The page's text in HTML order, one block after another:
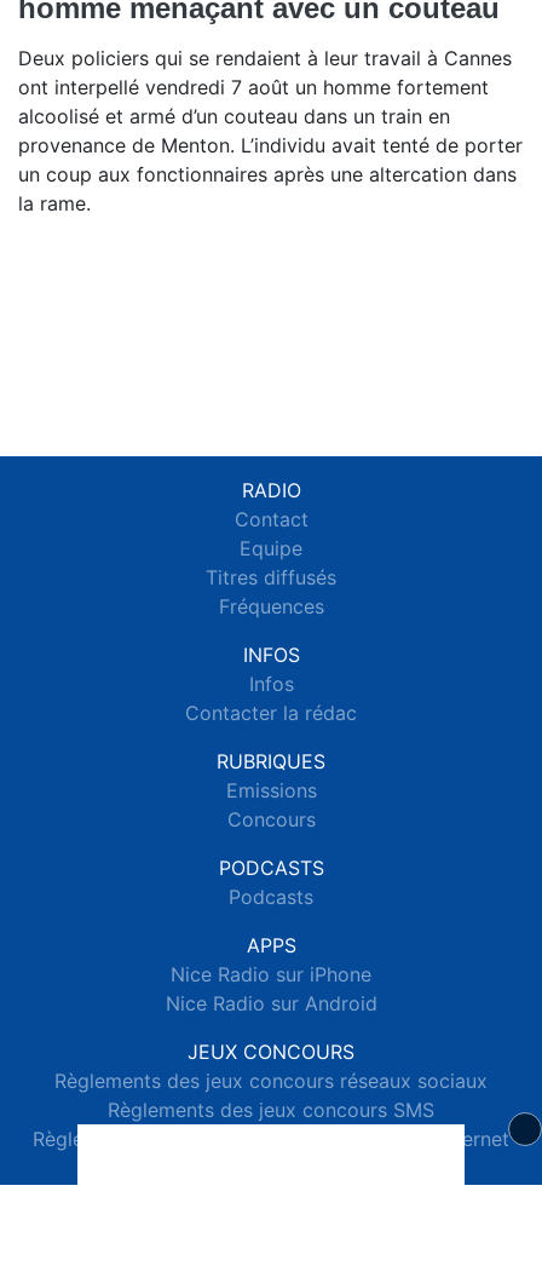
homme menaçant avec un couteau
Deux policiers qui se rendaient à leur travail à Cannes
ont interpellé vendredi 7 août un homme fortement
alcoolisé et armé d’un couteau dans un train en
provenance de Menton. L’individu avait tenté de porter
un coup aux fonctionnaires après une altercation dans
la rame.
RADIO
Contact
Equipe
Titres diffusés
Fréquences
INFOS
Infos
Contacter la rédac
RUBRIQUES
Emissions
Concours
PODCASTS
Podcasts
APPS
Nice Radio sur iPhone
Nice Radio sur Android
JEUX CONCOURS
Règlements des jeux concours réseaux sociaux
Règlements des jeux concours SMS
Règlements des jeux concours téléphone et internet